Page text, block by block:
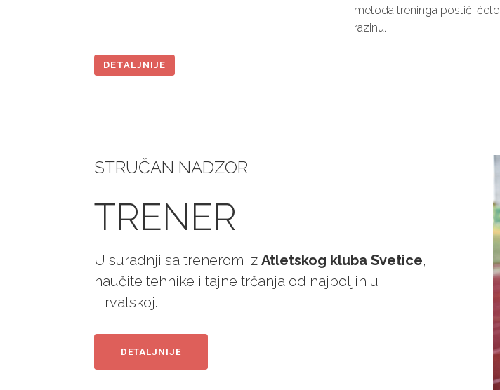
metoda treninga postići ćete
razinu.
DETALJNIJE
STRUČAN NADZOR
TRENER
U suradnji sa trenerom izAtletskog kluba Svetice,
naučite tehnike i tajne trčanja od najboljih u
Hrvatskoj.
DETALJNIJE